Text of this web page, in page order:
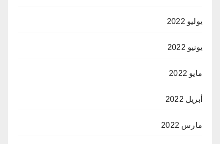
يوليو 2022
يونيو 2022
مايو 2022
أبريل 2022
مارس 2022